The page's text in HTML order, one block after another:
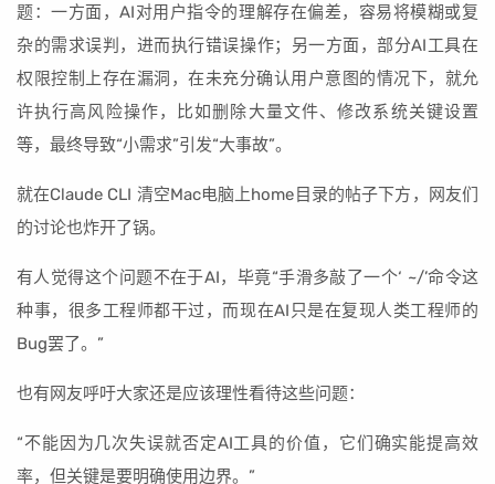
题：一方面，AI对用户指令的理解存在偏差，容易将模糊或复
杂的需求误判，进而执行错误操作；另一方面，部分AI工具在
权限控制上存在漏洞，在未充分确认用户意图的情况下，就允
许执行高风险操作，比如删除大量文件、修改系统关键设置
等，最终导致“小需求”引发“大事故”。
就在Claude CLI 清空Mac电脑上home目录的帖子下方，网友们
的讨论也炸开了锅。
有人觉得这个问题不在于AI，毕竟“手滑多敲了一个‘ ~/’命令这
种事，很多工程师都干过，而现在AI只是在复现人类工程师的
Bug罢了。”
也有网友呼吁大家还是应该理性看待这些问题：
“不能因为几次失误就否定AI工具的价值，它们确实能提高效
率，但关键是要明确使用边界。”